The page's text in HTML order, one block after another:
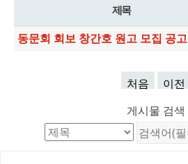
제목
동문회 회보 창간호 원고 모집 공고
처음
이전
게시물 검색